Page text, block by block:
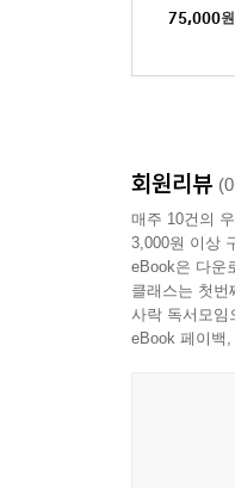
s, Live
o
75,000원
회원리뷰
매주 10건의
3,000원 이상
eBook은 다운
클래스는 첫
사락 독서모임
eBook 페이백